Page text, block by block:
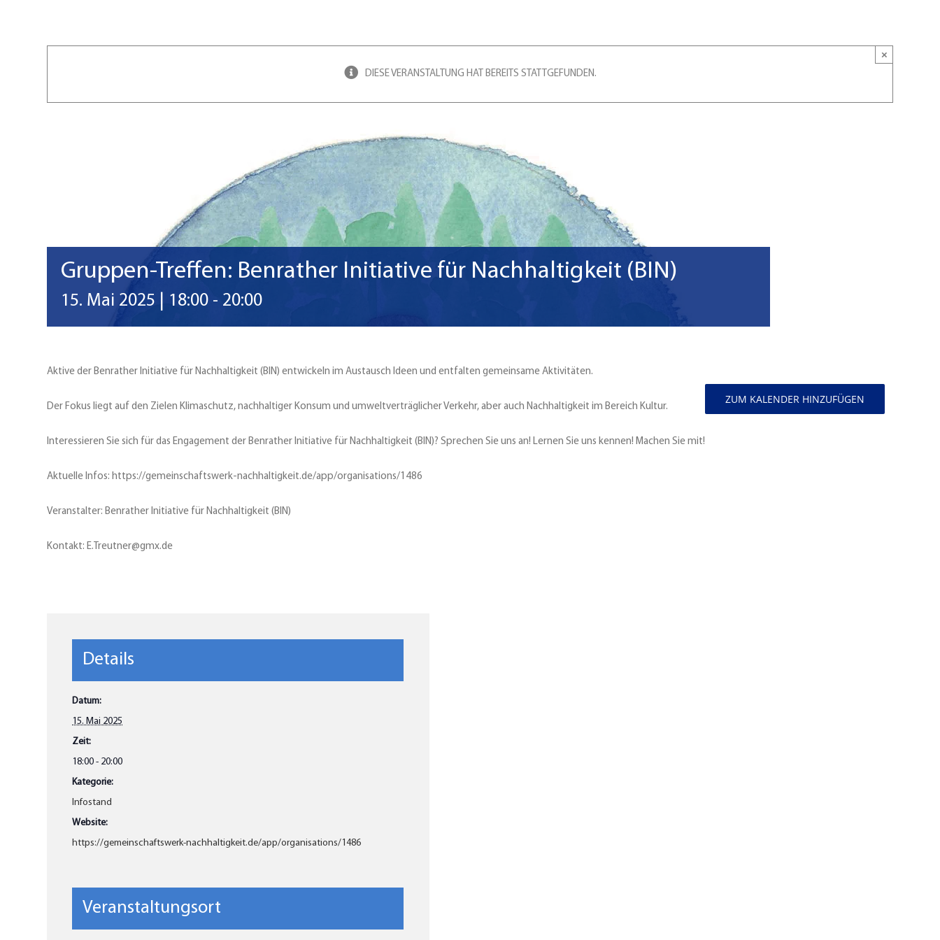
DIESE VERANSTALTUNG HAT BEREITS STATTGEFUNDEN.
×
Gruppen-Treffen: Benrather Initiative für Nachhaltigkeit (BIN)
15. Mai 2025 | 18:00 - 20:00
Aktive der Benrather Initiative für Nachhaltigkeit (BIN) entwickeln im Austausch Ideen und entfalten gemeinsame Aktivitäten.
Der Fokus liegt auf den Zielen Klimaschutz, nachhaltiger Konsum und umweltverträglicher Verkehr, aber auch Nachhaltigkeit im Bereich Kultur.
Interessieren Sie sich für das Engagement der Benrather Initiative für Nachhaltigkeit (BIN)? Sprechen Sie uns an! Lernen Sie uns kennen! Machen Sie mit!
Aktuelle Infos: https://gemeinschaftswerk-nachhaltigkeit.de/app/organisations/1486
Veranstalter: Benrather Initiative für Nachhaltigkeit (BIN)
Kontakt: E.Treutner@gmx.de
ZUM KALENDER HINZUFÜGEN
Details
Datum:
15. Mai 2025
Zeit:
18:00 - 20:00
Kategorie:
Infostand
Website:
https://gemeinschaftswerk-nachhaltigkeit.de/app/organisations/1486
Veranstaltungsort